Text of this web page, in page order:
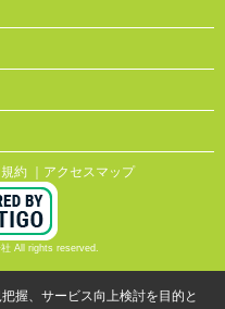
約 ｜アクセスマップ
All rights reserved.
握、サービス向上検討を目的と